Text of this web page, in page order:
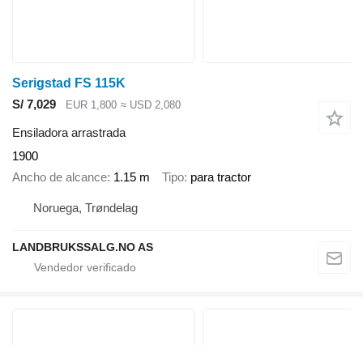
Serigstad FS 115K
S/ 7,029
EUR 1,800 ≈ USD 2,080
Ensiladora arrastrada
1900
Ancho de alcance 1.15 m Tipo para tractor
Noruega, Trøndelag
LANDBRUKSSALG.NO AS